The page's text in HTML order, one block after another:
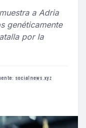
a Adria
genéticamente
por la
socialnews.xyz